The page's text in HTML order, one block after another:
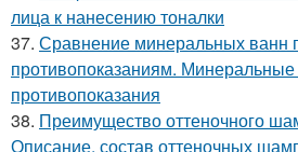
лица к нанесению тоналки
37. Сравнение минеральных ванн
противопоказаниям.
противопоказания
38. Преимущество оттеночного
Описание, состав оттеночных